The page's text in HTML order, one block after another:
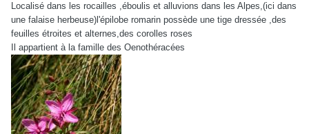
Localisé dans les rocailles ,éboulis et alluvions dans les Alpes,(ici dans
une falaise herbeuse)l'épilobe romarin possède une tige dressée ,des
feuilles étroites et alternes,des corolles roses
Il appartient à la famille des Oenothéracées